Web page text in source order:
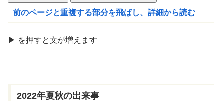
み上
にで
前のページと重複する部分を飛ばし、詳細から読む
▶ を押すと文が増 えます
2022年夏秋の出来事